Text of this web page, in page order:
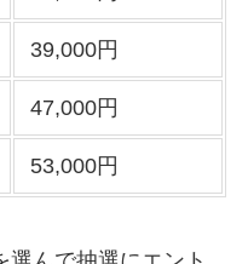
39,000円
47,000円
53,000円